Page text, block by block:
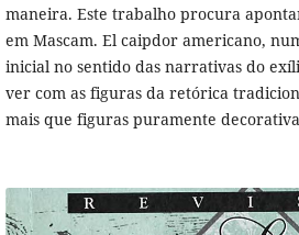
maneira. Este trabalho procura
em Mascam. El caipdor americano,
inicial no sentido das narrativas do
ver com as figuras da retórica
mais que figuras puramente